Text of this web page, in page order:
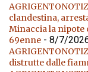
clandestina,
Minaccia la nipote
69enne - 8/7/
distrutte dalle